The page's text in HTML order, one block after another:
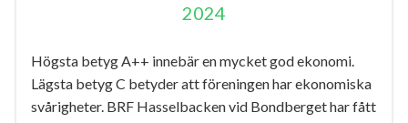
2024
Högsta betyg A++ innebär en mycket god ekonomi.
Lägsta betyg C betyder att föreningen har ekonomiska
svårigheter. BRF Hasselbacken vid Bondberget har fått